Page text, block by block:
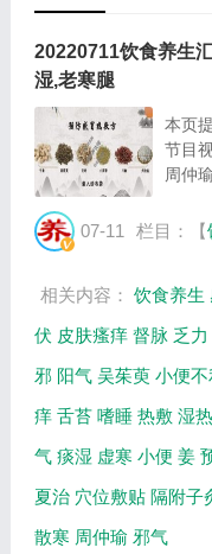
20220711饮食养生
湿,老寒腿
本页
节目
周仲
湿，
07-11 栏目：【
相关内容： 饮食养生
伏 皮肤瘙痒 督脉 乏力
邪 阳气 吴茱萸 小便不
痒 舌苔 嗜睡 热敷 湿热
气 痰湿 虚寒 小便 姜
夏治 穴位敷贴 隔附子
散寒 周仲瑜 邪气